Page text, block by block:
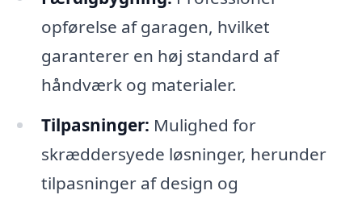
opførelse af garagen, hvilket
garanterer en høj standard af
håndværk og materialer.
Tilpasninger: Mulighed for
skræddersyede løsninger, herunder
tilpasninger af design og